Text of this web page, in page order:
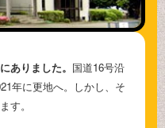
ありました。 国道16号沿
年に更地へ。しかし、そ
す。